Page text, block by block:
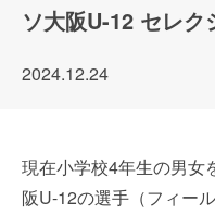
ソ大阪U-12 セレ
2024.12.24
現在小学校4年生の男女
阪U-12の選手（フィー